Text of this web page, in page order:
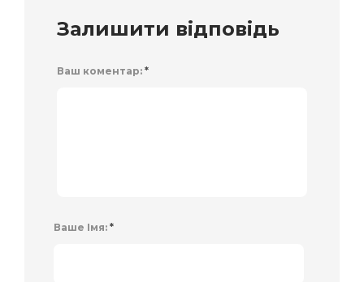
Залишити відповідь
Ваш коментар: *
Ваше Імя: *